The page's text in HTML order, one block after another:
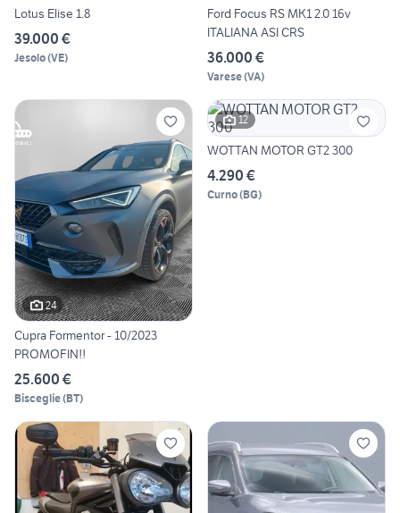
Lotus Elise 1.8
39.000 €
Jesolo(VE)
Ford Focus RS MK1 2.0 16v
ITALIANA ASI CRS
36.000 €
Varese(VA)
24
Cupra Formentor - 10/2023
PROMOFIN!!
25.600 €
Bisceglie(BT)
12
WOTTAN MOTOR GT2 300
4.290 €
Curno(BG)